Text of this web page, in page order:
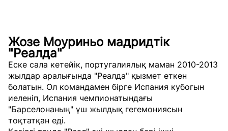
Жозе Моуриньо мадридтік
"Реалда"
Еске сала кетейік, португалиялық маман 2010-2013
жылдар аралығында "Реалда" қызмет еткен
болатын. Ол командамен бірге Испания кубогын
иеленіп, Испания чемпионатындағы
"Барселонаның" үш жылдық гегемониясын
тоқтатқан еді.